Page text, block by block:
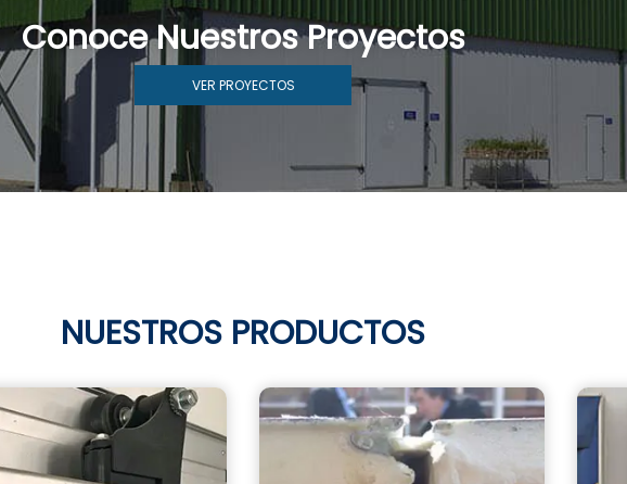
Conoce Nuestros Proyectos
VER PROYECTOS
NUESTROS PRODUCTOS